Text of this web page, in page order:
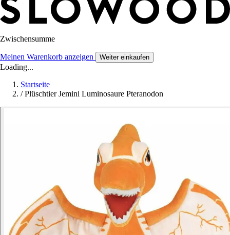
Zwischensumme
Meinen Warenkorb anzeigen Weiter einkaufen
Loading...
Startseite
/ Plüschtier Jemini Luminosaure Pteranodon